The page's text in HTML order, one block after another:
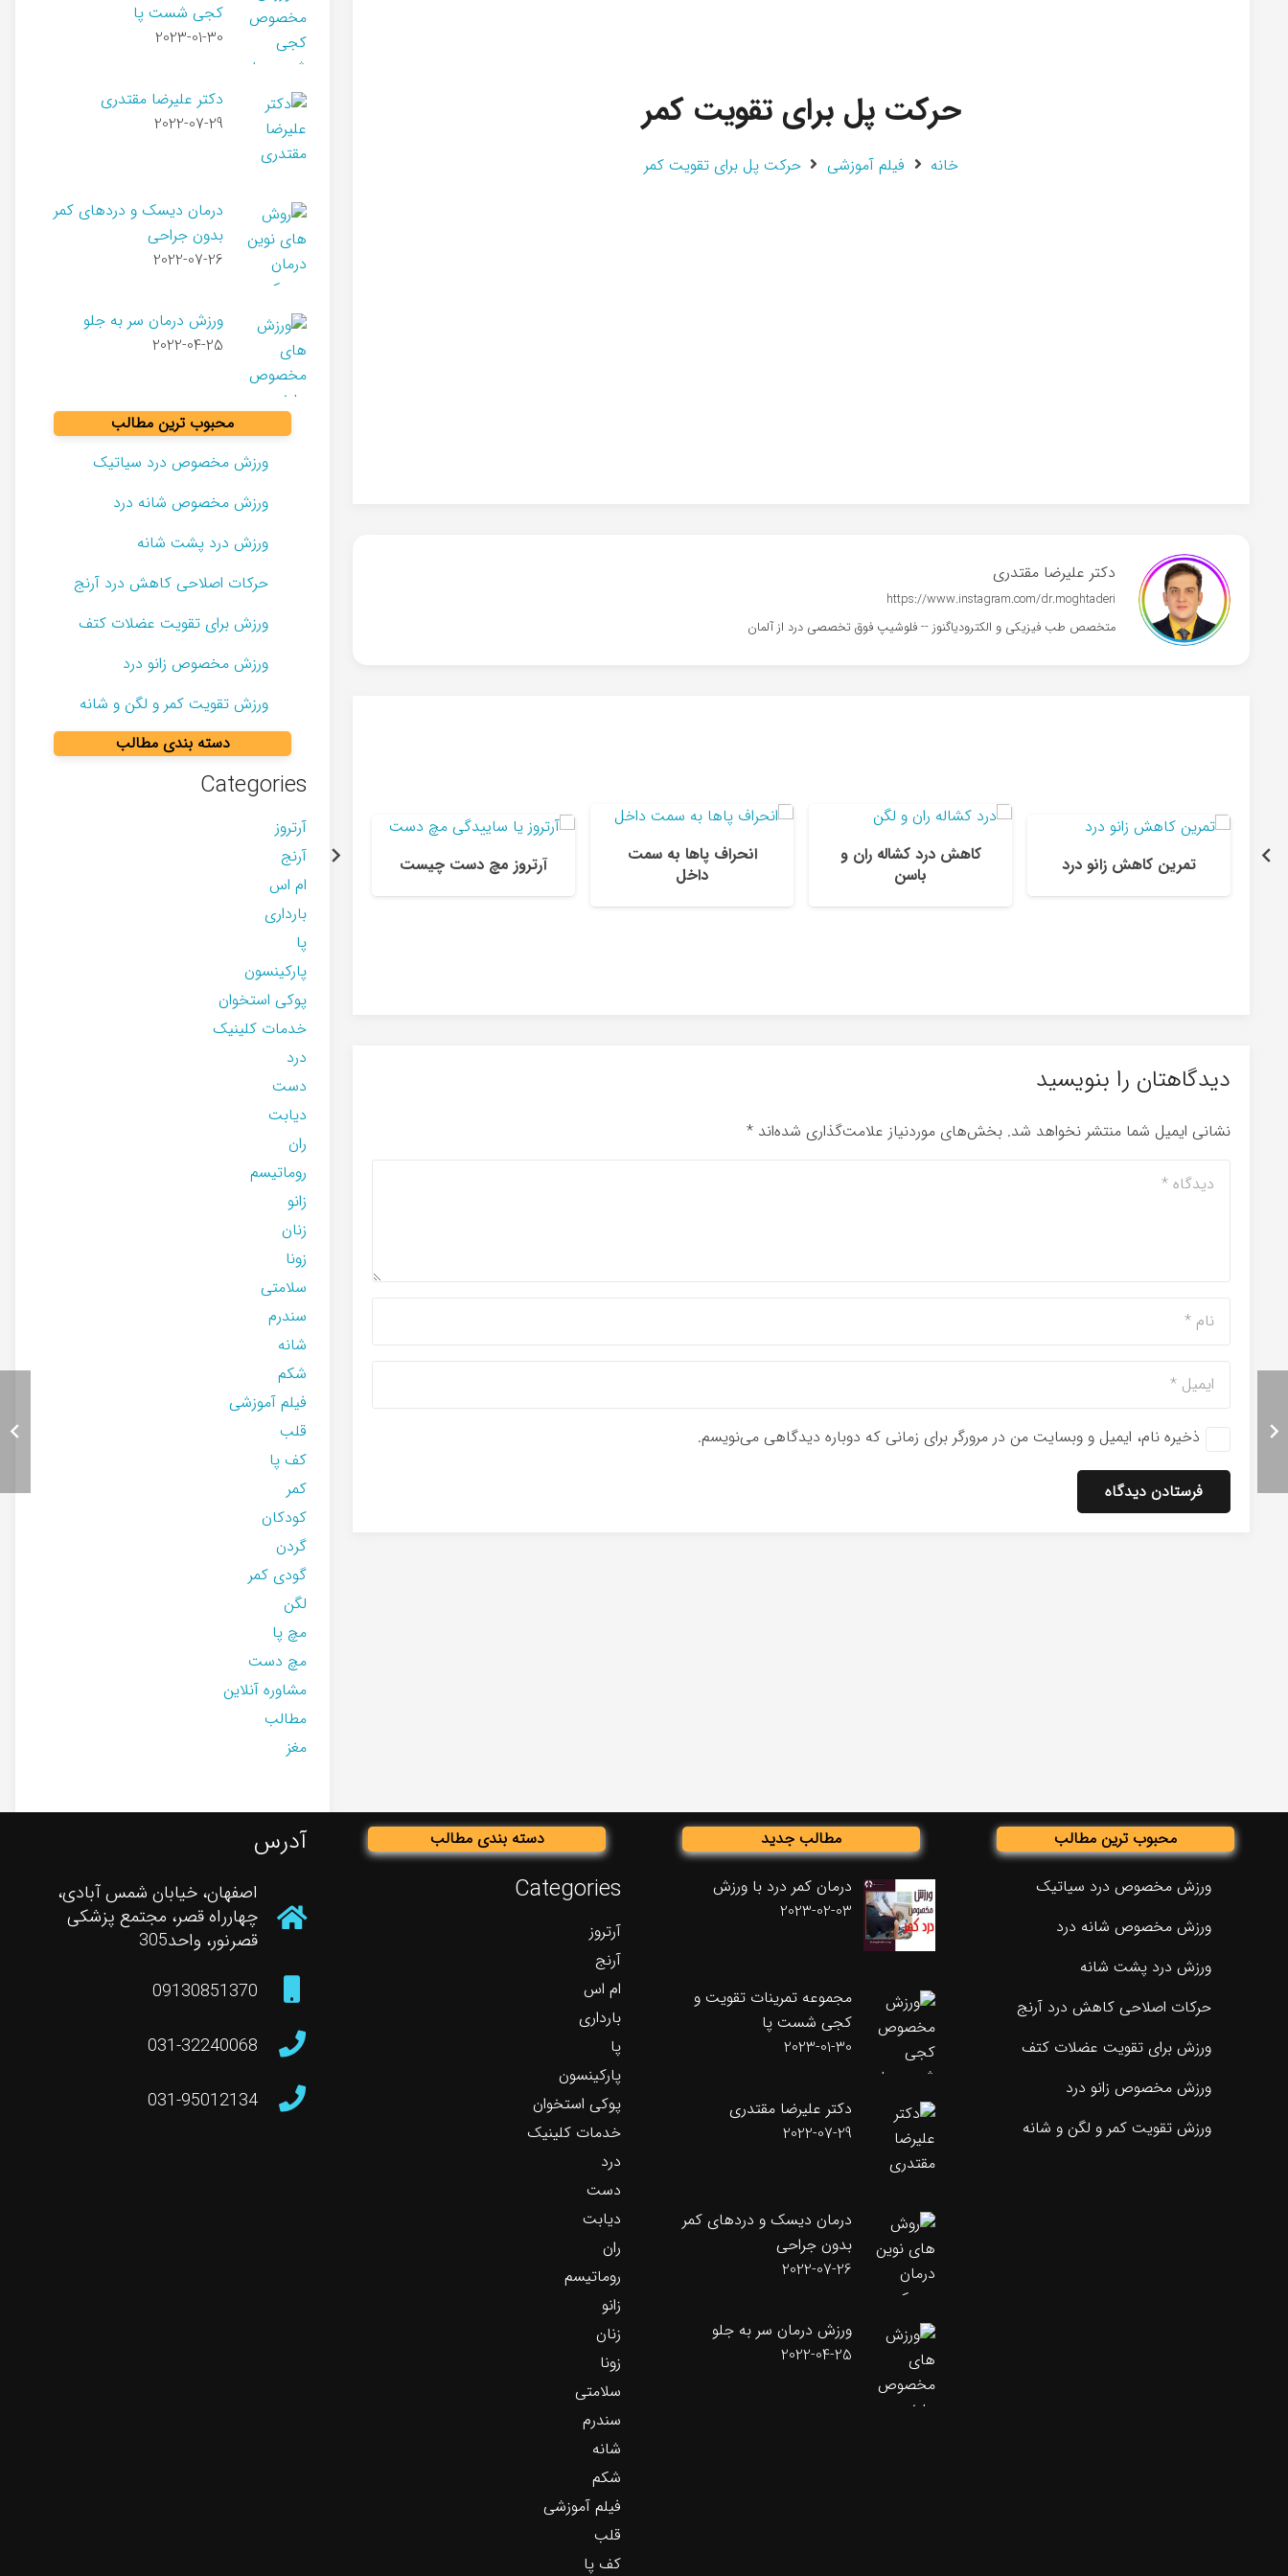
حرکت پل برای تقویت کمر
خانه فیلم آموزشی حرکت پل برای تقویت کمر
دکتر علیرضا مقتدری
https://www.instagram.com/dr.moghtaderi
متخصص طب فیزیکی و الکترودیاگنوز -- فلوشیپ فوق تخصصی درد از آلمان
تمرین کاهش زانو درد
کاهش درد کشاله ران و
باسن
انحراف پاها به سمت
داخل
آرتروز مچ دست چیست
التهاب تاندون چهارسر
دیدگاهتان را بنویسید
نشانی ایمیل شما منتشر نخواهد شد. بخش‌های موردنیاز علامت‌گذاری شده‌اند *
ذخیره نام، ایمیل و وبسایت من در مرورگر برای زمانی که دوباره دیدگاهی می‌نویسم.
فرستادن دیدگاه
کجی شست پا
2023-01-30
دکتر علیرضا مقتدری
2022-07-29
درمان دیسک و دردهای کمر
بدون جراحی
2022-07-26
ورزش درمان سر به جلو
2022-04-25
محبوب ترین مطالب
ورزش مخصوص درد سیاتیک
ورزش مخصوص شانه درد
ورزش درد پشت شانه
حرکات اصلاحی کاهش درد آرنج
ورزش برای تقویت عضلات کتف
ورزش مخصوص زانو درد
ورزش تقویت کمر و لگن و شانه
دسته بندی مطالب
Categories
آرتروز
آرنج
ام اس
بارداری
پا
پارکینسون
پوکی استخوان
خدمات کلینیک
درد
دست
دیابت
ران
روماتیسم
زانو
زنان
زونا
سلامتی
سندرم
شانه
شکم
فیلم آموزشی
قلب
کف پا
کمر
کودکان
گردن
گودی کمر
لگن
مچ پا
مچ دست
مشاوره آنلاین
مطالب
مغز
محبوب ترین مطالب
ورزش مخصوص درد سیاتیک
ورزش مخصوص شانه درد
ورزش درد پشت شانه
حرکات اصلاحی کاهش درد آرنج
ورزش برای تقویت عضلات کتف
ورزش مخصوص زانو درد
ورزش تقویت کمر و لگن و شانه
مطالب جدید
درمان کمر درد با ورزش
2023-02-03
مجموعه تمرینات تقویت و
کجی شست پا
2023-01-30
دکتر علیرضا مقتدری
2022-07-29
درمان دیسک و دردهای کمر
بدون جراحی
2022-07-26
ورزش درمان سر به جلو
2022-04-25
دسته بندی مطالب
Categories
آرتروز
آرنج
ام اس
بارداری
پا
پارکینسون
پوکی استخوان
خدمات کلینیک
درد
دست
دیابت
ران
روماتیسم
زانو
زنان
زونا
سلامتی
سندرم
شانه
شکم
فیلم آموزشی
قلب
کف پا
آدرس
اصفهان، خیابان شمس آبادی،
چهارراه قصر، مجتمع پزشکی
قصرنور، واحد305
09130851370
031-32240068
031-95012134